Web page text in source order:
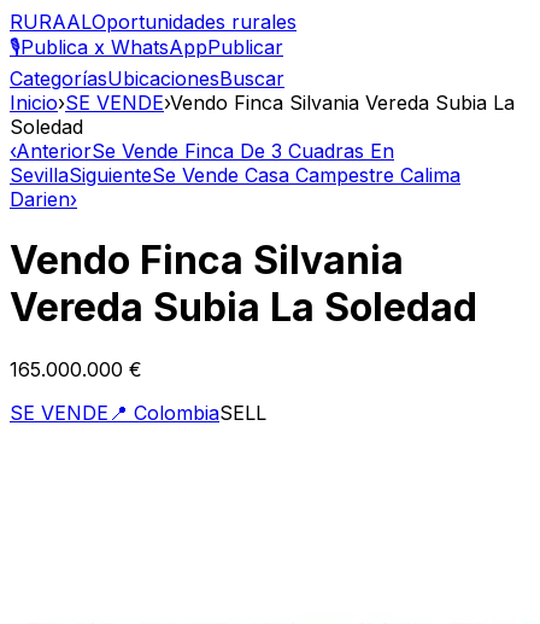
RURAALOportunidades rurales
🎙️Publica x WhatsAppPublicar
CategoríasUbicacionesBuscar
Inicio›SE VENDE›Vendo Finca Silvania Vereda Subia La
Soledad
‹AnteriorSe Vende Finca De 3 Cuadras En
SevillaSiguienteSe Vende Casa Campestre Calima
Darien›
Vendo Finca Silvania
Vereda Subia La Soledad
165.000.000 €
SE VENDE 📍 ColombiaSELL